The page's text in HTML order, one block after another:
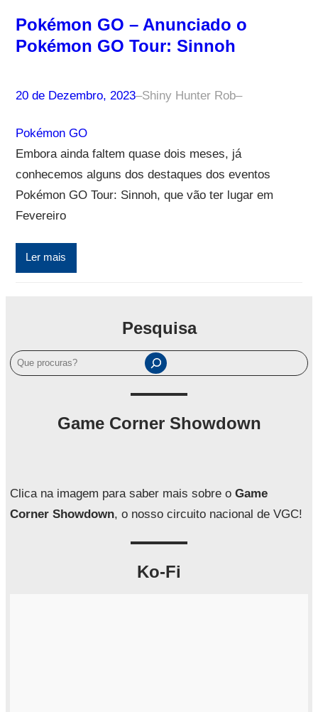
Pokémon GO – Anunciado o
Pokémon GO Tour: Sinnoh
20 de Dezembro, 2023–Shiny Hunter Rob–
Pokémon GO
Embora ainda faltem quase dois meses, já
conhecemos alguns dos destaques dos eventos
Pokémon GO Tour: Sinnoh, que vão ter lugar em
Fevereiro
Ler mais
Pesquisa
P
e
a
Game Corner Showdown
Clica na imagem para saber mais sobre o Game
Corner Showdown, o nosso circuito nacional de VGC!
Ko-Fi